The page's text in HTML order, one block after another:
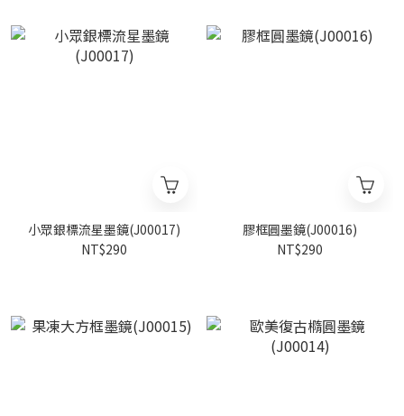
小眾銀標流星墨鏡(J00017)
NT$290
膠框圓墨鏡(J00016)
NT$290